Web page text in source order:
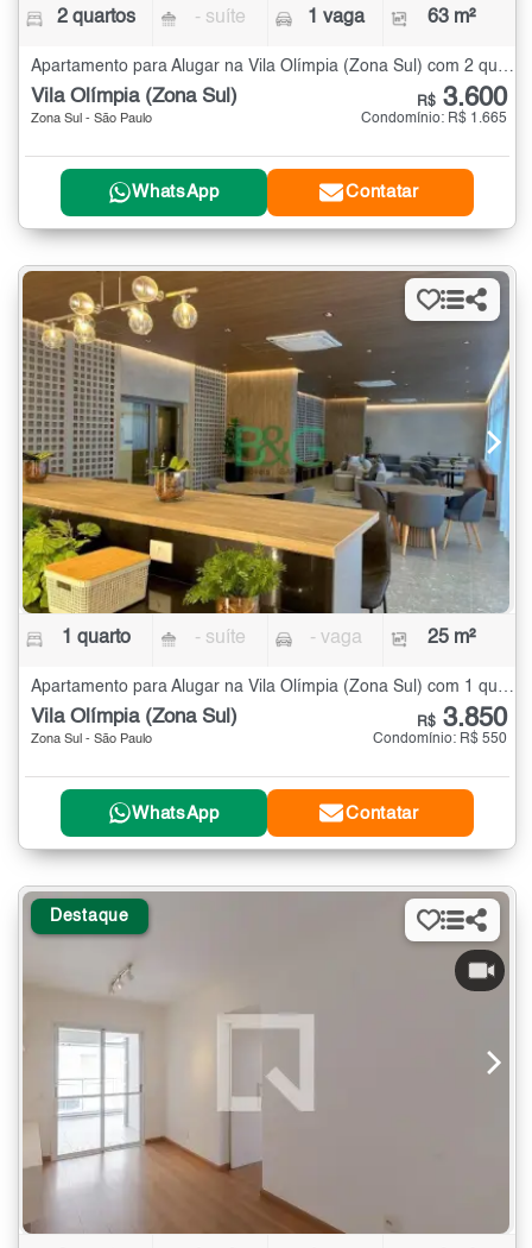
2 quartos - suíte 1 vaga 63 m²
Vila Olímpia (Zona Sul)
Zona Sul - São Paulo
R$ 3.600
Condomínio: R$ 1.665
WhatsApp Contatar
1 quarto - suíte - vaga 25 m²
Apartamento para Alugar na Vila Olímpia (Zona Sul) com 1 quarto - 25 m²
Vila Olímpia (Zona Sul)
Zona Sul - São Paulo
R$ 3.850
Condomínio: R$ 550
WhatsApp Contatar
Destaque